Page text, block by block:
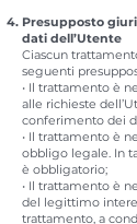
Presupposto
dati dell’Utente
Ciascun
seguenti
• Il trattamento è
alle richieste
conferimento dei
• Il trattamento è
obbligo legale. In
è obbligatorio;
• Il trattamento è
del legittimo
trattamento, a